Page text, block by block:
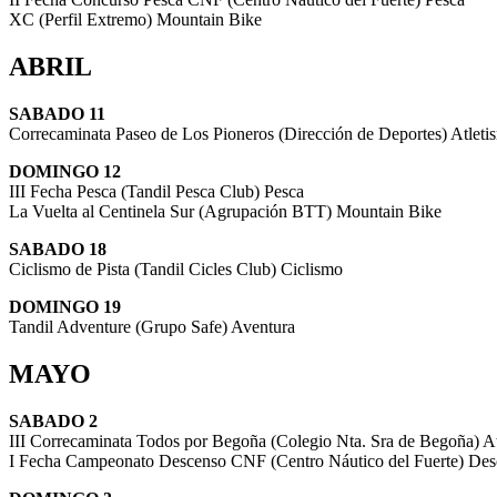
XC (Perfil Extremo) Mountain Bike
ABRIL
SABADO 11
Correcaminata Paseo de Los Pioneros (Dirección de Deportes)
DOMINGO 12
III Fecha Pesca (Tandil Pesca Club) Pesca
La Vuelta al Centinela Sur (Agrupación BTT) Mountain Bike
SABADO 18
Ciclismo de Pista (Tandil Cicles Club) Ciclismo
DOMINGO 19
Tandil Adventure (Grupo Safe) Aventura
MAYO
SABADO 2
III Correcaminata Todos por Begoña (Colegio Nta. Sra de Begoña)
I Fecha Campeonato Descenso CNF (Centro Náutico del Fuerte)